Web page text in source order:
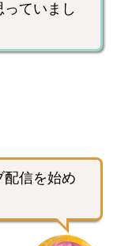
ていまし
配信を始め